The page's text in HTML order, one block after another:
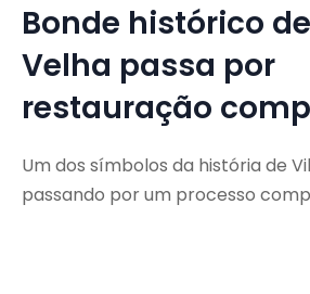
Bonde histórico
Velha passa por
restauração
Um dos símbolos da história de
passando por um processo